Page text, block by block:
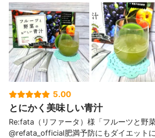
5.00
とにかく美味しい青汁
Re:fata（リファータ）様「フルーツと野
@refata_official肥満予防にもダイエット